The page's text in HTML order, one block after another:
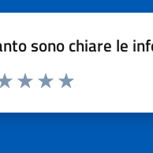
sono chiare le
da 1 a 5 stelle la pagina